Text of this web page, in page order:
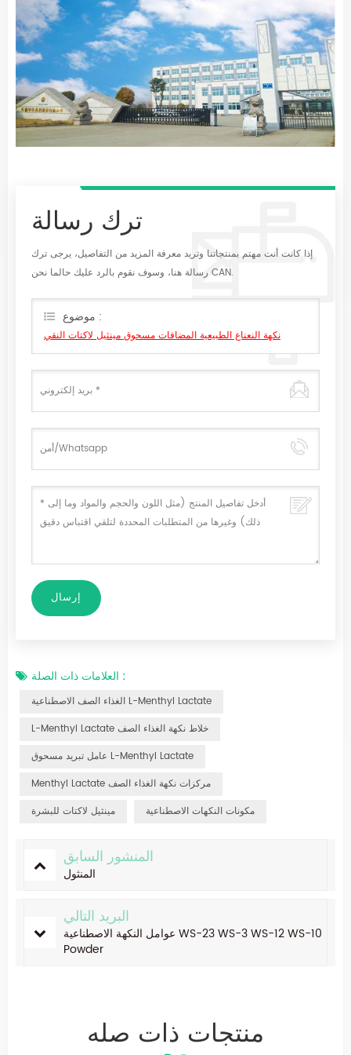
ترك رسالة
إذا كانت أنت مهتم بمنتجاتنا وتريد معرفة المزيد من التفاصيل، يرجى ترك
رسالة هنا، وسوف نقوم بالرد عليك حالما نحن CAN.
موضوع :
نكهة النعناع الطبيعية المضافات مسحوق مينثيل لاكتات النقي
العلامات ذات الصلة :
الغذاء الصف الاصطناعية L-Menthyl Lactate
L-Menthyl Lactate خلاط نكهة الغذاء الصف
عامل تبريد مسحوق L-Menthyl Lactate
Menthyl Lactate مركزات نكهة الغذاء الصف
مينثيل لاكتات للبشرة
مكونات النكهات الاصطناعية
المنشور السابق
المنثول
البريد التالي
عوامل النكهة الاصطناعية WS-23 WS-3 WS-12 WS-10
Powder
منتجات ذات صله